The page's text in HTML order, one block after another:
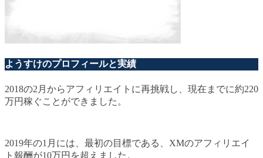
ようすけのプロフィールと実績
2018の2月からアフィリエイトに再挑戦し、現在までに約220
万円稼ぐことができました。
2019年の1月には、最初の目標である、XMのアフィリエイ
ト報酬が10万円を超えました。